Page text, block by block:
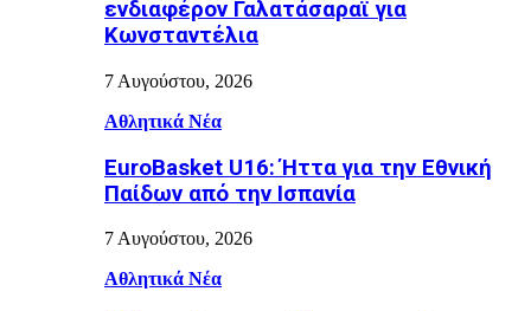
ενδιαφέρον Γαλατάσαραϊ για
Κωνσταντέλια
7 Αυγούστου, 2026
Αθλητικά Νέα
EuroBasket U16: Ήττα για την Εθνική
Παίδων από την Ισπανία
7 Αυγούστου, 2026
Αθλητικά Νέα